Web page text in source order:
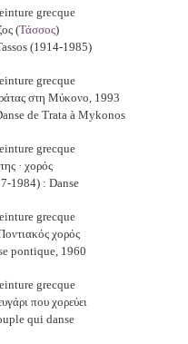
(Τάσσος)
(1914-1985)
στη Μύκονο, 1993
de Trata à Mykonos
· χορός
1984) : Danse
χορός
pontique, 1960
που χορεύει
qui danse